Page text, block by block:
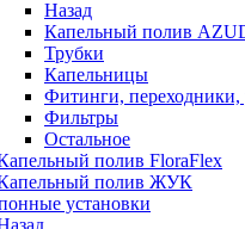
Назад
Капельный полив
Трубки
Капельницы
Фитинги, переходники,
Фильтры
Остальное
полив FloraFlex
полив ЖУК
установки